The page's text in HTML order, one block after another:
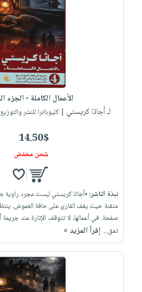
الأعمال الكاملة - الجزء
لـ أجاثا كريستي | كليوباترا للنشر
14.50$
شحن مخفض
نبذة الناشر: «أجاثا كريستي ليست مجرد راوية
متقنة حيث يقف القارئ على حافة الغموض،
صفحة. في أعمالها، لا تتوقف الإثارة عند
تعق... إقرأ المزيد »